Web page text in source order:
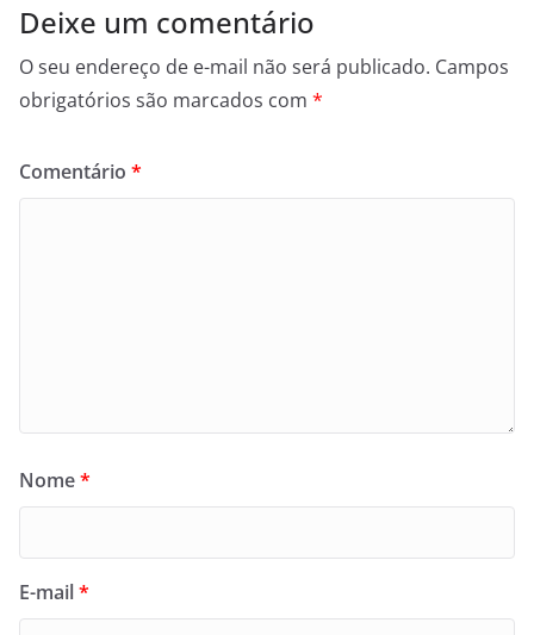
Deixe um comentário
O seu endereço de e-mail não será publicado. Campos
obrigatórios são marcados com *
Comentário *
Nome*
E-mail*